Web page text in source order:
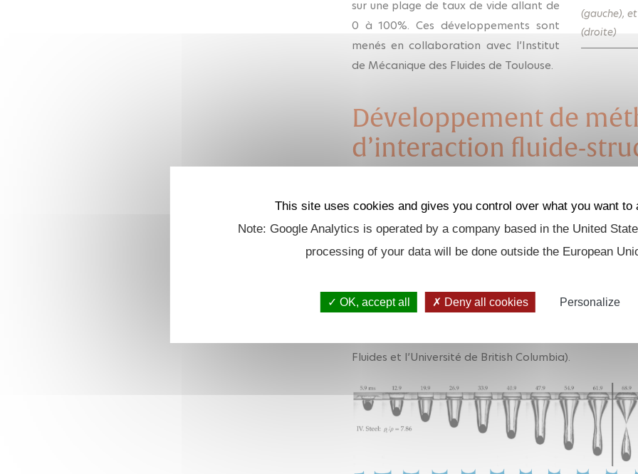
sur une plage de taux de vide allant de
0 à 100%. Ces développements sont
menés en collaboration avec l’Institut
de Mécanique des Fluides de Toulouse.
(gauche),
(droite)
Développement de
d’interaction fluide-
Pour prendre en compte l’effet des efforts liés à
méthodes à l’état de l’art sont développés de
déformation de la structure. Depuis plusieurs
est développée au sein du solver multiphasique
la déformation d’une plaque flexible soumise à
d’une structure sous un écoulement diphasique, et
contact et de friction d’un grand nombre d’objets
Fluides et l’Université de British Columbia).
This site uses cookies and gives you control over what you want to
Note: Google Analytics is operated by a company based in the United
processing of your data will be done outside the European
OK, accept all Deny all cookies Personalize